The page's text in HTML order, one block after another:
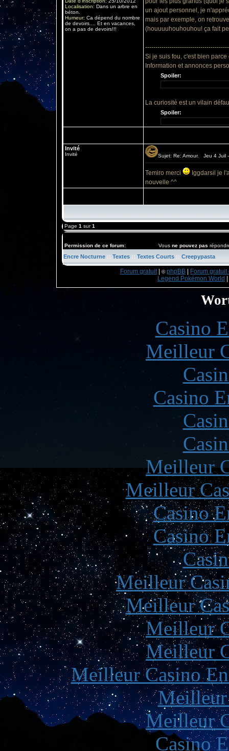
Localisation: Dans un arbre en
béton.
Humeur: Ca dépend du nombre
de devoirs.... Et en vacances,
on a pas de devoirs!!!
un ajout personnel, je
mais par exemple, on
(houuuuhouhouhou! ça fait
Si je suis fou, c'est bien
Information et annonces
Spoiler:
La curiosité est un vilain
Spoiler:
Invité
Invité Sujet: Re: Amour. Jeu 4 Juil
Temiro merci
Iggdarsil je
nouvelle ^^
Page 1 sur1
Permission de ce forum: Vous ne pouvez pas
Encre Nocturne :: Textes :: Textes Courts :: Creepypasta
Forum gratuit| © phpBB
Forum
Legend Pokémon World
Casino
Meilleur
Casino
Meilleur
Meilleur
Casino
Casino
Meilleur
Meilleur
Meilleur
Meilleur
Meilleur Casino
Meilleur
Meilleur
Casino